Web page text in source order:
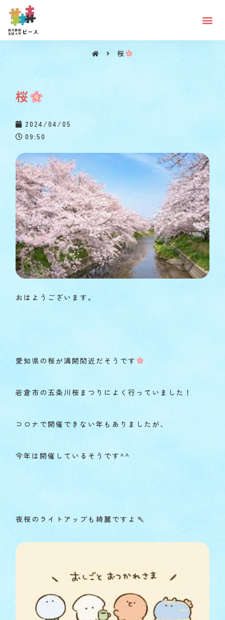
桜
桜
2024/04/05
09:50
おはようございます。
愛知県の桜が満開間近だそうです
岩倉市の五条川桜まつりによく行っていました！
コロナで開催できない年もありましたが、
今年は開催しているそうです^^
夜桜のライトアップも綺麗ですよ